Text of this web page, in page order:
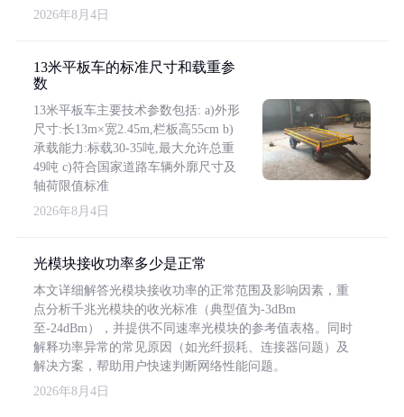
2026年8月4日
13米平板车的标准尺寸和载重参
数
13米平板车主要技术参数包括: a)外形
尺寸:长13m×宽2.45m,栏板高55cm b)
承载能力:标载30-35吨,最大允许总重
49吨 c)符合国家道路车辆外廓尺寸及
轴荷限值标准
2026年8月4日
光模块接收功率多少是正常
本文详细解答光模块接收功率的正常范围及影响因素，重
点分析千兆光模块的收光标准（典型值为-3dBm
至-24dBm），并提供不同速率光模块的参考值表格。同时
解释功率异常的常见原因（如光纤损耗、连接器问题）及
解决方案，帮助用户快速判断网络性能问题。
2026年8月4日